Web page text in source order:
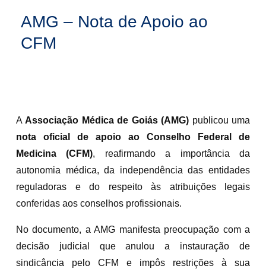
AMG – Nota de Apoio ao
CFM
AAssociação Médica de Goiás (AMG) publicou uma
nota oficial de apoio ao Conselho Federal de
Medicina (CFM), reafirmando a importância da
autonomia médica, da independência das entidades
reguladoras e do respeito às atribuições legais
conferidas aos conselhos profissionais.
No documento, a AMG manifesta preocupação com a
decisão judicial que anulou a instauração de
sindicância pelo CFM e impôs restrições à sua